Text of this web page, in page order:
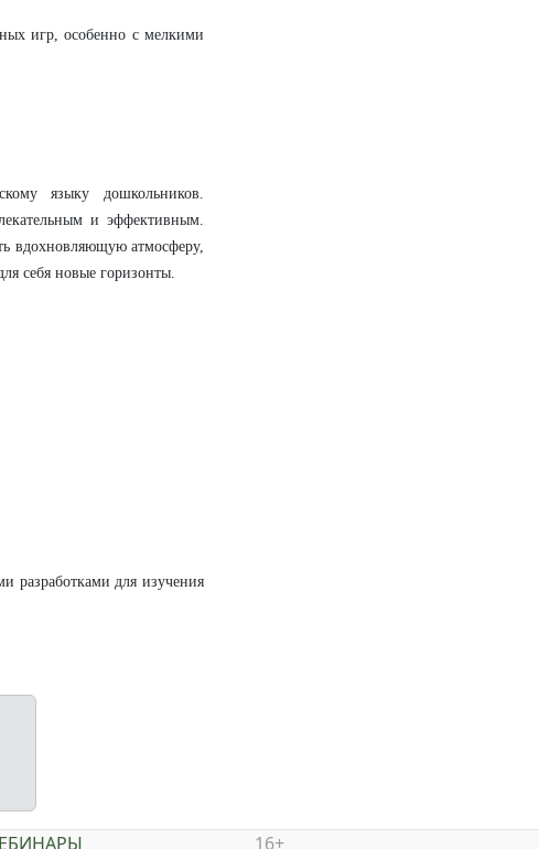
игр, особенно с мелкими
языку дошкольников.
и эффективным.
вдохновляющую атмосферу,
себя новые горизонты.
разработками для изучения
16+